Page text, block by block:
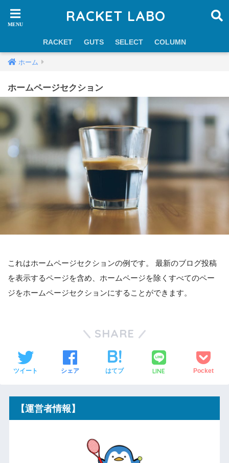
RACKET LABO
RACKET GUTS SELECT COLUMN
ホーム
ホームページセクション
これはホームページセクションの例です。 最新のブログ投稿
を表示するページを含め、ホームページを除くすべてのペー
ジをホームページセクションにすることができます。
SHARE
ツイート シェア はてブ LINE Pocket
【運営者情報】